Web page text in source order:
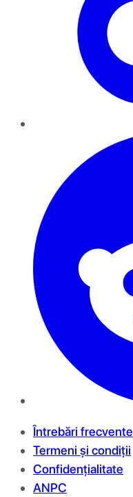
Întrebări frecvente
Termeni și condiții
Confidențialitate
ANPC